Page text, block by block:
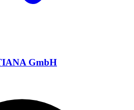
GmbH